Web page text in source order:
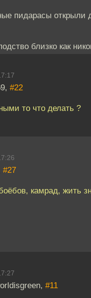
пидарасы открыли
близко как
#22
то что делать ?
#27
камрад, жить
#11